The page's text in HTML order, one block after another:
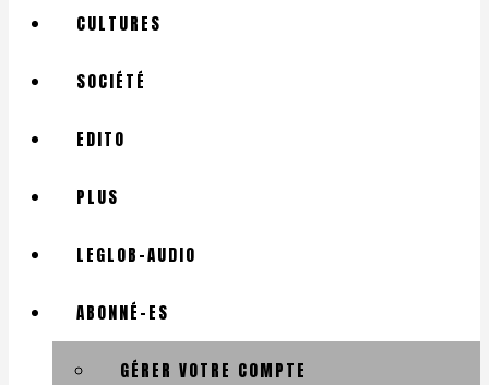
CULTURES
SOCIÉTÉ
EDITO
PLUS
LEGLOB-AUDIO
ABONNÉ-ES
GÉRER VOTRE COMPTE